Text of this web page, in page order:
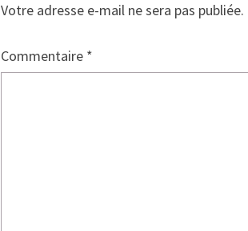
Votre adresse e-mail ne sera pas publiée.
Commentaire *